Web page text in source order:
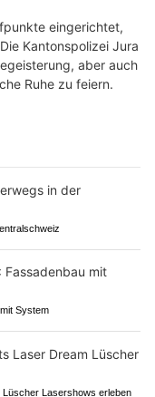
eingerichtet,
Kantonspolizei Jura
aber auch
Ruhe zu feiern.
System
Lasershows erleben